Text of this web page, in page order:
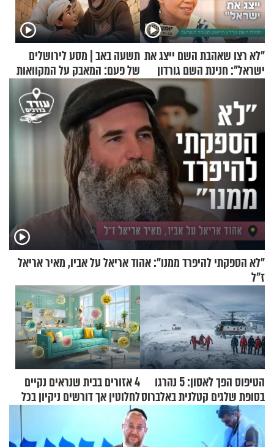
"לא רצו שאהבת השם ייצג את
ישראל": חנינת השם גורדון
בריאיון מעורר השראה
תשעה באב | מסע לירושלים
של פעם: המאבק על המקוואות
"לא הספקתי להיפרד ממנו": אהוד אריאל על אביו, מאיר אריאל
ז"ל
הטיפוס הפך לאסון: 5 נהרגו
בסופת שלגים קטלנית באלברוס
4 אזורים בבית שנראים נקיים
לחלוטין אך דורשים ניקיון בכל
סוף שבוע